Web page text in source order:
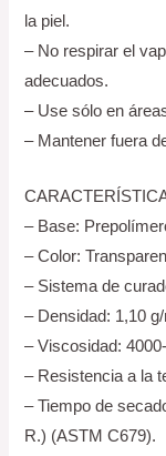
la piel.
– No respirar el
adecuados.
– Use sólo en
– Mantener fuera
– Base:
– Color:
– Sistema de
– Densidad: 1,10
– Viscosidad:
– Resistencia a la
– Tiempo de
R.) (ASTM C679).